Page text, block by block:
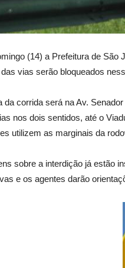
(14) a Prefeitura de São
vias serão bloqueados
da corrida será na Av.
nos dois sentidos, até o
utilizem as marginais da
sobre a interdição já estão
e os agentes darão